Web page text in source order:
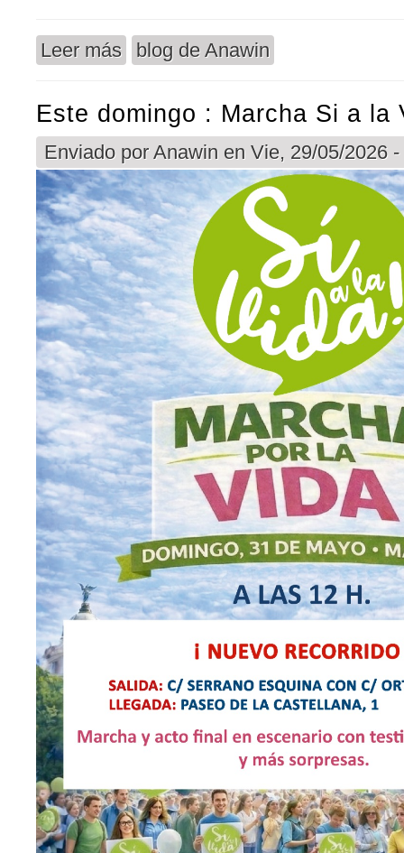
Leer más sobre Jovenes por la Vida
blog de Anawin
Este domingo : Marcha Si a la
Enviado porAnawin en Vie, 29/05/2026